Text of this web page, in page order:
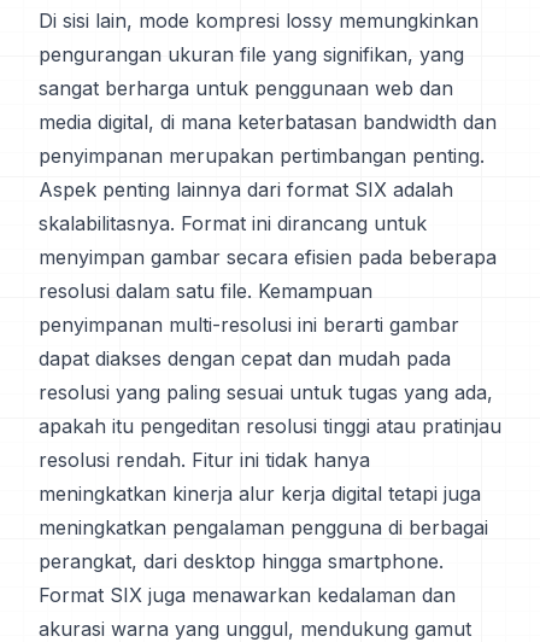
Di sisi lain, mode kompresi lossy memungkinkan
pengurangan ukuran file yang signifikan, yang
sangat berharga untuk penggunaan web dan
media digital, di mana keterbatasan bandwidth dan
penyimpanan merupakan pertimbangan penting.
Aspek penting lainnya dari format SIX adalah
skalabilitasnya. Format ini dirancang untuk
menyimpan gambar secara efisien pada beberapa
resolusi dalam satu file. Kemampuan
penyimpanan multi-resolusi ini berarti gambar
dapat diakses dengan cepat dan mudah pada
resolusi yang paling sesuai untuk tugas yang ada,
apakah itu pengeditan resolusi tinggi atau pratinjau
resolusi rendah. Fitur ini tidak hanya
meningkatkan kinerja alur kerja digital tetapi juga
meningkatkan pengalaman pengguna di berbagai
perangkat, dari desktop hingga smartphone.
Format SIX juga menawarkan kedalaman dan
akurasi warna yang unggul, mendukung gamut